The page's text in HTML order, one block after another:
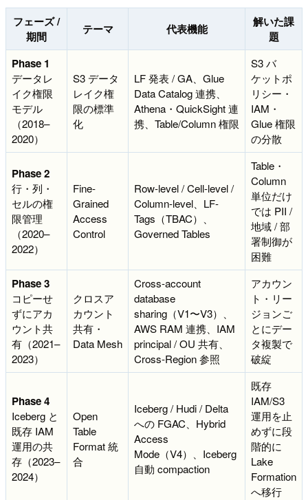
フェーズ /
期間
テーマ 代表機能
解いた課
題
Phase 1
データレ
イク権限
モデル
（2018–
2020）
S3 データ
レイク権
限の標準
化
LF 発表 / GA、Glue
Data Catalog 連携、
Athena・QuickSight 連
携、Table/Column 権限
S3 バ
ケットポ
リシー・
IAM・
Glue 権限
の分散
Phase 2
行・列・
セルの権
限管理
（2020–
2022）
Fine-
Grained
Access
Control
Row-level / Cell-level /
Column-level、LF-
Tags（TBAC）、
Governed Tables
Table・
Column
単位だけ
では PII /
地域 / 部
署制御が
困難
Phase 3
コピーせ
ずにアカ
ウント共
有（2021–
2023）
クロスア
カウント
共有・
Data Mesh
Cross-account
database
sharing（V1〜V3）、
AWS RAM 連携、IAM
principal / OU 共有、
Cross-Region 参照
アカウン
ト・リー
ジョンご
とにデー
タ複製で
破綻
Phase 4
Iceberg と
既存 IAM
運用の共
存（2023–
2024）
Open
Table
Format 統
合
Iceberg / Hudi / Delta
への FGAC、Hybrid
Access
Mode（V4）、Iceberg
自動 compaction
既存
IAM/S3
運用を止
めずに段
階的に
Lake
Formation
へ移行